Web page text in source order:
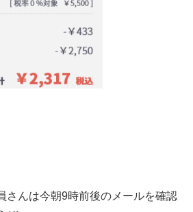
さんは今朝9時前後のメールを確認